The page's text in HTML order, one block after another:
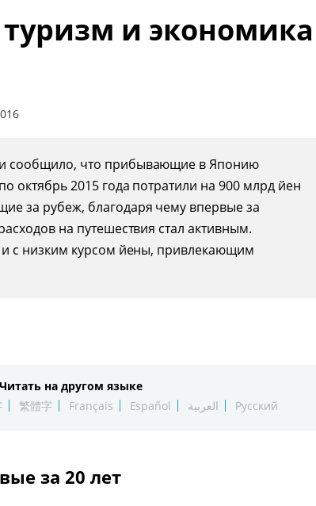
и экономика
сообщило, что прибывающие в Японию
октябрь 2015 года потратили на 900 млрд йен
за рубеж, благодаря чему впервые за
на путешествия стал активным.
и с низким курсом йены, привлекающим
Читать на другом языке
繁體字 Français Español العربية Русский
за 20 лет